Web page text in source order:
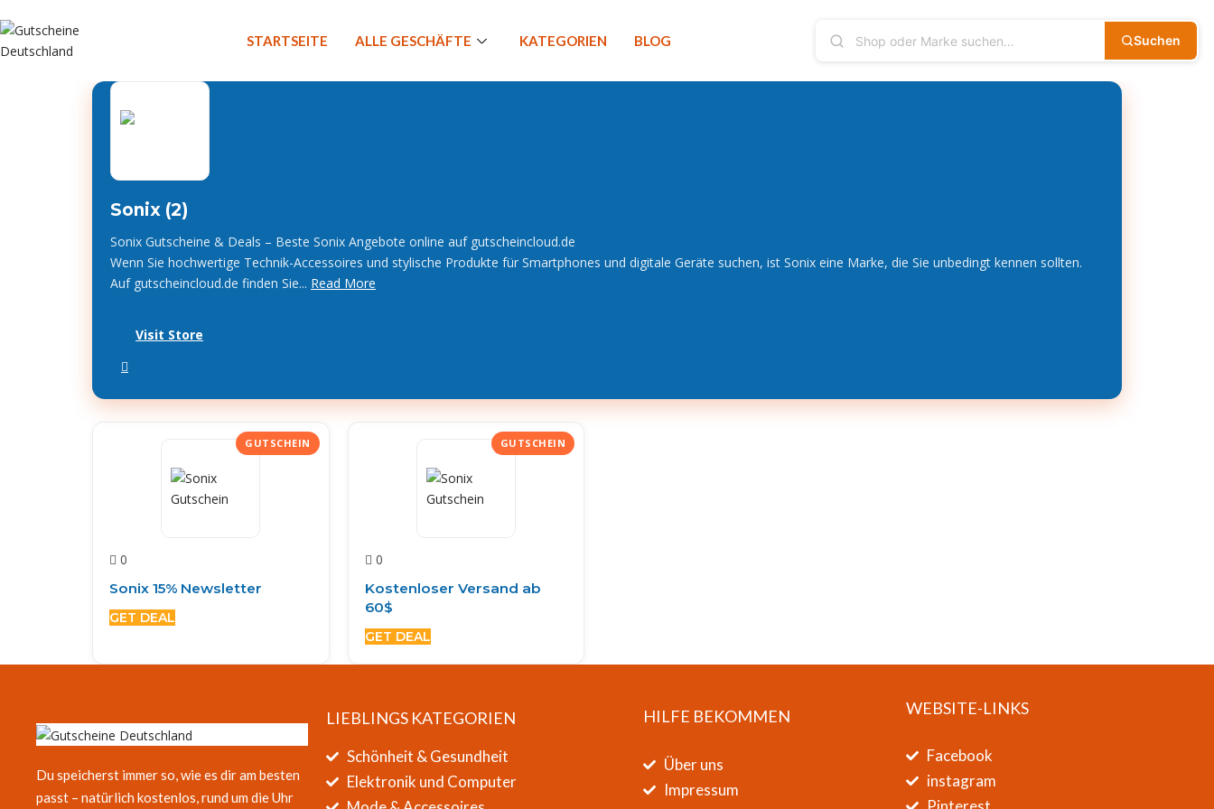
STARTSEITE ALLE GESCHÄFTE KATEGORIEN BLOG Suchen
Sonix (2)
Sonix Gutscheine & Deals – Beste Sonix Angebote online auf gutscheincloud.de
Wenn Sie hochwertige Technik-Accessoires und stylische Produkte für Smartphones und digitale Geräte suchen, ist Sonix eine Marke, die Sie unbedingt kennen sollten.
Auf gutscheincloud.de finden Sie... Read More
Visit Store
0
Sonix 15% Newsletter
GET DEAL
0
Kostenloser Versand ab
60$
GET DEAL
Du speicherst immer so, wie es dir am besten
passt – natürlich kostenlos, rund um die Uhr
LIEBLINGS KATEGORIEN
Schönheit & Gesundheit
Elektronik und Computer
HILFE BEKOMMEN
Über uns
Impressum
WEBSITE-LINKS
Facebook
instagram